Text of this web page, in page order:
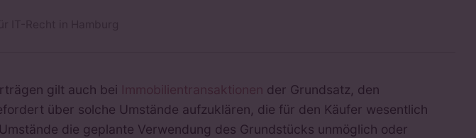
gilt auch bei Immobilientransaktionen der Grundsatz, den
über solche Umstände aufzuklären, die für den Käufer wesentlich
die geplante Verwendung des Grundstücks unmöglich oder